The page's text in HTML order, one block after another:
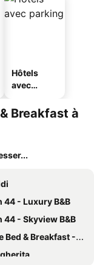
Hôtels
avec
Breakfast à
44 - Luxury B&B
44 - Skyview B&B
- Classic-zimmer, 1 Schlafzimmer